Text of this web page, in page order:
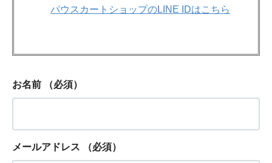
パウスカートショップのLINE IDはこちら
お名前 （必須）
メールアドレス （必須）